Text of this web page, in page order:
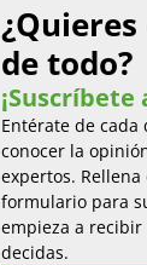
de todo?
Entérate de
conocer la
expertos.
formulario para
empieza a
decidas.